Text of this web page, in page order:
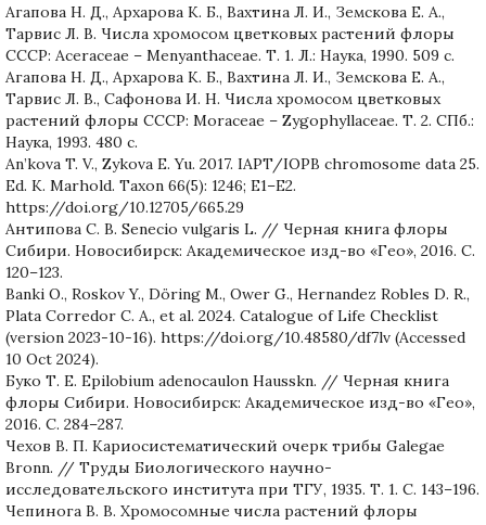
Агапова Н. Д., Архарова К. Б., Вахтина Л. И., Земскова Е. А.,
Тарвис Л. В. Числа хромосом цветковых растений флоры
СССР: Aceraceae – Menyanthaceae. Т. 1. Л.: Наука, 1990. 509 с.
Агапова Н. Д., Архарова К. Б., Вахтина Л. И., Земскова Е. А.,
Тарвис Л. В., Сафонова И. Н. Числа хромосом цветковых
растений флоры СССР: Moraceae – Zygophyllaceae. Т. 2. СПб.:
Наука, 1993. 480 с.
An’kova T. V., Zykova E. Yu. 2017. IAPT/IOPB chromosome data 25.
Ed. K. Marhold. Taxon 66(5): 1246; E1–E2.
https://doi.org/10.12705/665.29
Антипова С. В. Senecio vulgaris L. // Черная книга флоры
Сибири. Новосибирск: Академическое изд-во «Гео», 2016. С.
120–123.
Banki O., Roskov Y., Döring M., Ower G., Hernandez Robles D. R.,
Plata Corredor C. A., et al. 2024. Catalogue of Life Checklist
(version 2023-10-16). https://doi.org/10.48580/df7lv (Accessed
10 Oct 2024).
Буко Т. Е. Epilobium adenocaulon Hausskn. // Черная книга
флоры Сибири. Новосибирск: Академическое изд-во «Гео»,
2016. С. 284–287.
Чехов В. П. Кариосистематический очерк трибы Galegae
Bronn. // Труды Биологического научно-
исследовательского института при ТГУ, 1935. Т. 1. С. 143–196.
Чепинога В. В. Хромосомные числа растений флоры